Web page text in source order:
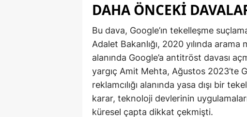
DAHA ÖNCEKI
Bu dava, Google’ın tekelleşme
Adalet Bakanlığı, 2020 yılında arama
alanında Google’a antitröst davası
yargıç Amit Mehta, Ağustos 2023’te
reklamcılığı alanında yasa dışı bir
karar, teknoloji devlerinin
küresel çapta dikkat çekmişti.